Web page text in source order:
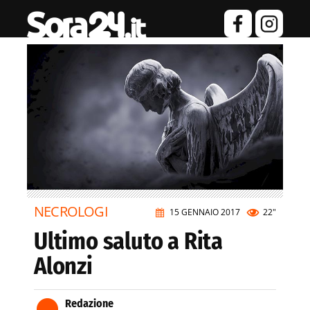
15 GENNAIO 2017 22"
NECROLOGI
Ultimo saluto a Rita
Alonzi
Redazione